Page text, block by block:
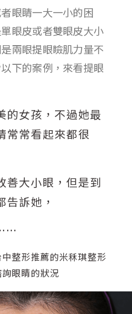
眼睛一大一小的困
眼皮或者雙眼皮大小
兩眼提眼瞼肌力量不
下的案例，來看提眼
的女孩，不過她最
常常看起來都很
善大小眼，但是到
訴她，
整形推薦的米秝琪整形
眼睛的狀況